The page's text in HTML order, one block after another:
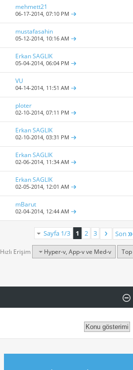
mehmett21
06-17-2014,07:10 PM
mustafasahin
05-12-2014, 10:16 AM
Erkan SAGLIK
05-04-2014,06:04 PM
VU
04-14-2014, 11:51 AM
ploter
02-10-2014,07:11 PM
Erkan SAGLIK
02-10-2014,03:31 PM
Erkan SAGLIK
02-06-2014, 11:34 AM
Erkan SAGLIK
02-05-2014, 12:01 AM
mBarut
02-04-2014, 12:44 AM
Sayfa 1/3 1 2 3 Son
Hızlı Erişim Hyper-v, App-v ve Med-v Top